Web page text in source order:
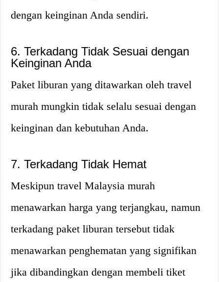
dengan keinginan Anda sendiri.
6. Terkadang Tidak Sesuai dengan
Keinginan Anda
Paket liburan yang ditawarkan oleh travel
murah mungkin tidak selalu sesuai dengan
keinginan dan kebutuhan Anda.
7. Terkadang Tidak Hemat
Meskipun travel Malaysia murah
menawarkan harga yang terjangkau, namun
terkadang paket liburan tersebut tidak
menawarkan penghematan yang signifikan
jika dibandingkan dengan membeli tiket